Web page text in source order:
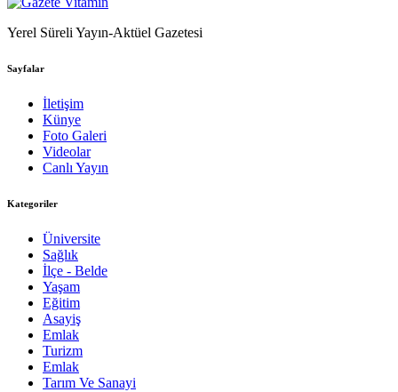
Yerel Süreli Yayın-Aktüel Gazetesi
Sayfalar
İletişim
Künye
Foto Galeri
Videolar
Canlı Yayın
Kategoriler
Üniversite
Sağlık
İlçe - Belde
Yaşam
Eğitim
Asayiş
Emlak
Turizm
Emlak
Tarım Ve Sanayi